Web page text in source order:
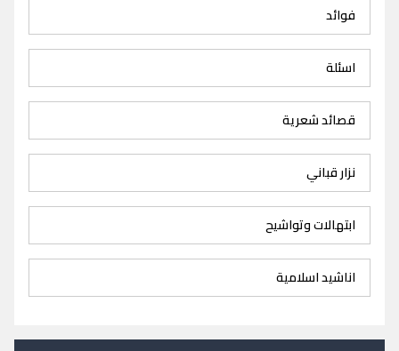
فوائد
اسئلة
قصائد شعرية
نزار قباني
ابتهالات وتواشيح
اناشيد اسلامية